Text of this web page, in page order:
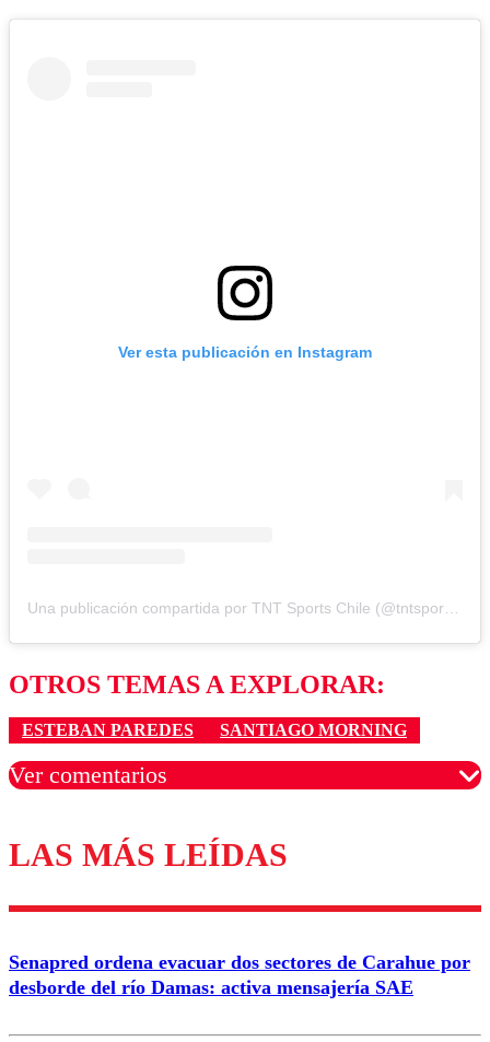
Ver esta publicación en Instagram
OTROS TEMAS A EXPLORAR:
ESTEBAN PAREDES SANTIAGO MORNING
Ver comentarios
Los comentarios son moderados para garantizar un
diálogo respetuoso.
Nombre
Correo
LAS MÁS LEÍDAS
Senapred ordena evacuar dos sectores de Carahue por
desborde del río Damas: activa mensajería SAE